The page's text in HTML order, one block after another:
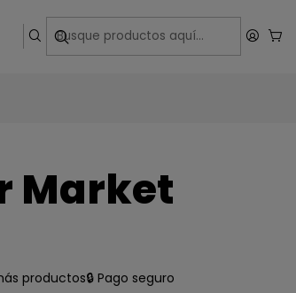
Market
productos🔒 Pago seguro